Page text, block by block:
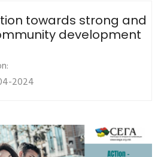
towards strong and
development
2024